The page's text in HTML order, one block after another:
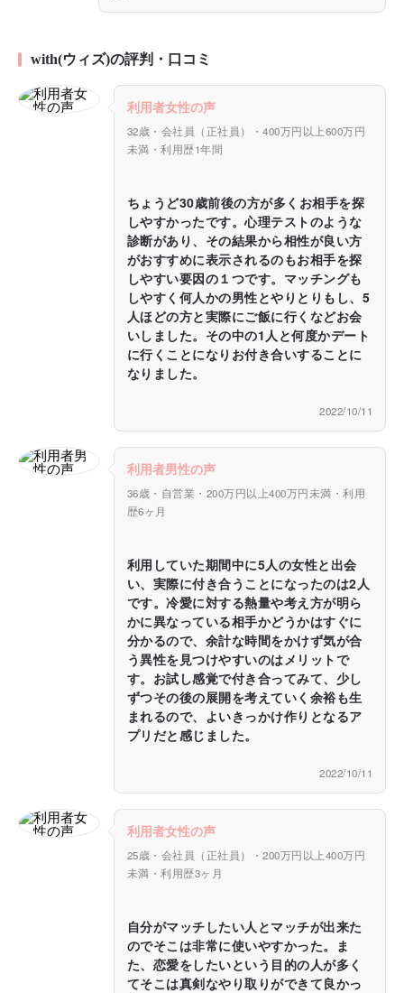
with(ウィズ)の評判・口コミ
利用者女性の声
32歳・会社員（正社員）・400万円以上600万円
未満・利用歴1年間
ちょうど30歳前後の方が多くお相手を探
しやすかったです。心理テストのような
診断があり、その結果から相性が良い方
がおすすめに表示されるのもお相手を探
しやすい要因の１つです。マッチングも
しやすく何人かの男性とやりとりもし、5
人ほどの方と実際にご飯に行くなどお会
いしました。その中の1人と何度かデート
に行くことになりお付き合いすることに
なりました。
2022/10/11
利用者男性の声
36歳・自営業・200万円以上400万円未満・利用
歴6ヶ月
利用していた期間中に5人の女性と出会
い、実際に付き合うことになったのは2人
です。冷愛に対する熱量や考え方が明ら
かに異なっている相手かどうかはすぐに
分かるので、余計な時間をかけず気が合
う異性を見つけやすいのはメリットで
す。お試し感覚で付き合ってみて、少し
ずつその後の展開を考えていく余裕も生
まれるので、よいきっかけ作りとなるア
プリだと感じました。
2022/10/11
利用者女性の声
25歳・会社員（正社員）・200万円以上400万円
未満・利用歴3ヶ月
自分がマッチしたい人とマッチが出来た
のでそこは非常に使いやすかった。ま
た、恋愛をしたいという目的の人が多く
てそこは真剣なやり取りができて良かっ